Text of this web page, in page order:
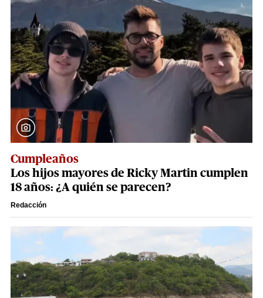
Cumpleaños
Los hijos mayores de Ricky Martin cumplen
18 años: ¿A quién se parecen?
Redacción